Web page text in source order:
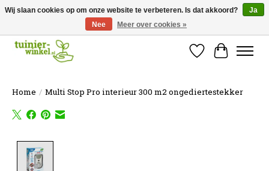
Online tuinartikelen kopen ✓ Online sinds 2007 ✓ Thuiswinkel Waarborg
Verlanglijst
Home / Multi Stop Pro interieur 300 m2 ongediertestekker
Wij slaan cookies op om onze website te verbeteren. Is dat akkoord?
Ja
Nee
Meer over cookies »